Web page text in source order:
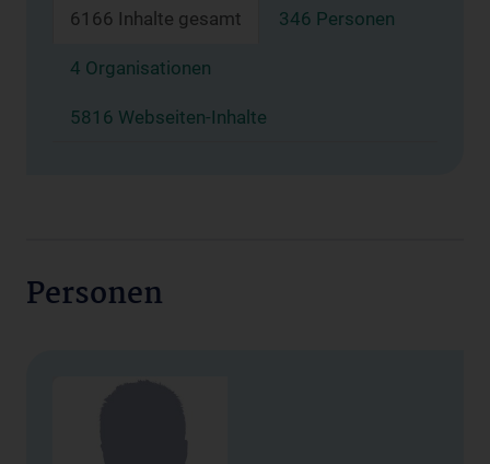
6166 Inhalte gesamt 346 Personen
4 Organisationen
5816 Webseiten-Inhalte
Personen